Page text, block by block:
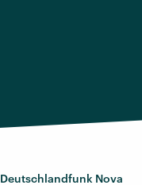
Deutschlandfunk Nova